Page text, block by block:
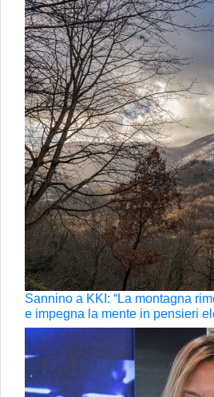
Sannino a KKI: “La montagna
e impegna la mente in pensieri